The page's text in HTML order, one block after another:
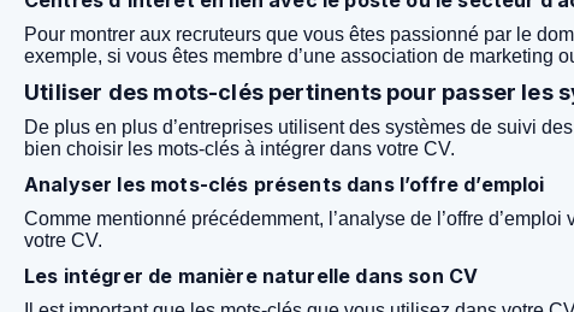
Pour montrer aux recruteurs que vous êtes passionné par le
exemple, si vous êtes membre d’une association de marketing
Utiliser des mots-clés pertinents pour passer les
De plus en plus d’entreprises utilisent des systèmes de suivi
bien choisir les mots-clés à intégrer dans votre CV.
Analyser les mots-clés présents dans l’offre d’emploi
Comme mentionné précédemment, l’analyse de l’offre
votre CV.
Les intégrer de manière naturelle dans son CV